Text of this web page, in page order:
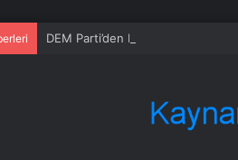
DEM Parti’den Demokrasi Vurgusu